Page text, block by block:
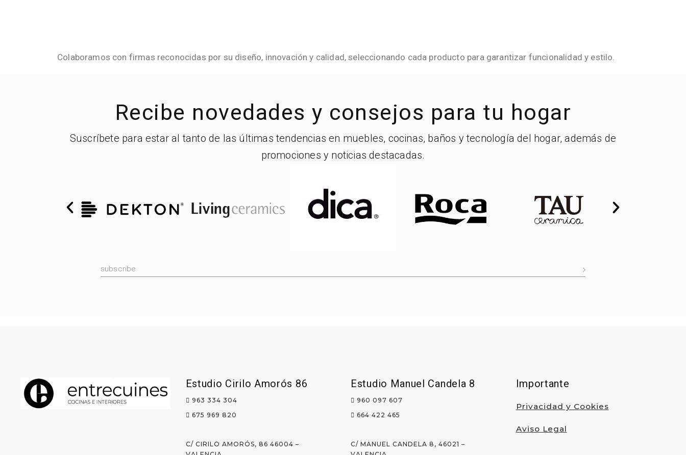
Colaboramos con firmas reconocidas por su diseño, innovación y calidad, seleccionando cada producto para garantizar funcionalidad y estilo.
Recibe novedades y consejos para tu hogar​
Suscríbete para estar al tanto de las últimas tendencias en muebles, cocinas, baños y tecnología del hogar, además de
promociones y noticias destacadas.
Estudio Cirilo Amorós 86
963 334 304
675 969 820
C/ CIRILO AMORÓS, 86 46004 –
Estudio Manuel Candela 8
960 097 607
664 422 465
C/ MANUEL CANDELA 8, 46021 –
Importante
Privacidad y Cookies
Aviso Legal